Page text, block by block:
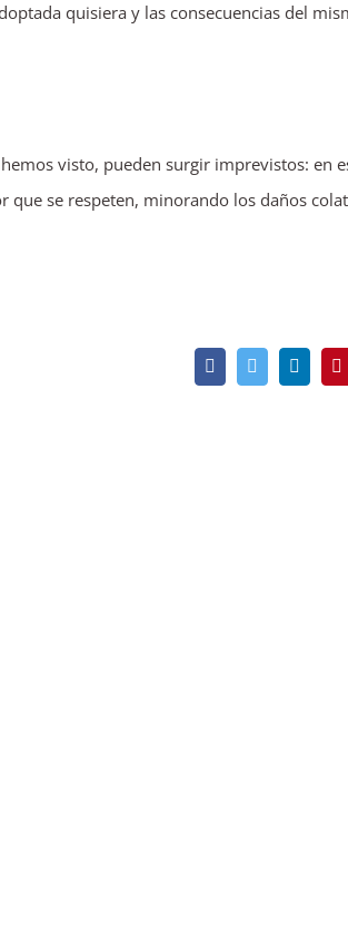
quisiera y las consecuencias del
visto, pueden surgir imprevistos: en
que se respeten, minorando los daños
FacebookTwitter